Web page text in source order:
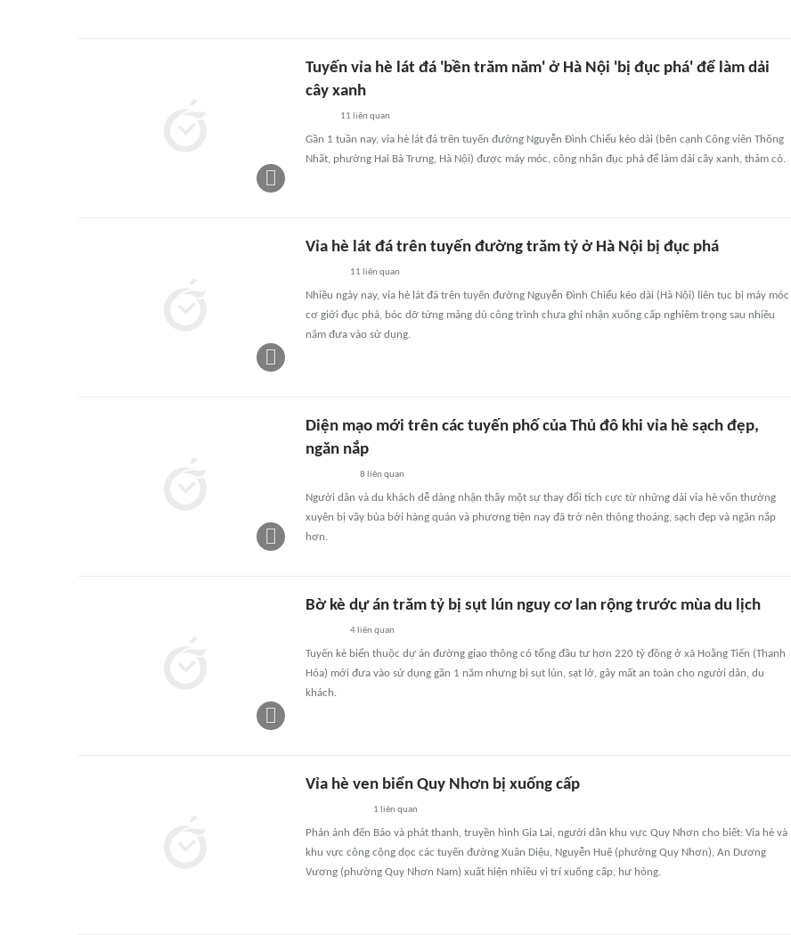
Tuyến vỉa hè lát đá 'bền trăm năm' ở Hà Nội 'bị đục phá' để làm dải
cây xanh
11 liên quan
Gần 1 tuần nay, vỉa hè lát đá trên tuyến đường Nguyễn Đình Chiểu kéo dài (bên cạnh Công viên Thống
Nhất, phường Hai Bà Trưng, Hà Nội) được máy móc, công nhân đục phá để làm dải cây xanh, thảm cỏ.
Vỉa hè lát đá trên tuyến đường trăm tỷ ở Hà Nội bị đục phá
11 liên quan
Nhiều ngày nay, vỉa hè lát đá trên tuyến đường Nguyễn Đình Chiểu kéo dài (Hà Nội) liên tục bị máy móc
cơ giới đục phá, bóc dỡ từng mảng dù công trình chưa ghi nhận xuống cấp nghiêm trọng sau nhiều
năm đưa vào sử dụng.
Diện mạo mới trên các tuyến phố của Thủ đô khi vỉa hè sạch đẹp,
ngăn nắp
8 liên quan
Người dân và du khách dễ dàng nhận thấy một sự thay đổi tích cực từ những dải vỉa hè vốn thường
xuyên bị vây bủa bởi hàng quán và phương tiện nay đã trở nên thông thoáng, sạch đẹp và ngăn nắp
hơn.
Bờ kè dự án trăm tỷ bị sụt lún nguy cơ lan rộng trước mùa du lịch
4liên quan
Tuyến kè biển thuộc dự án đường giao thông có tổng đầu tư hơn 220 tỷ đồng ở xã Hoằng Tiến (Thanh
Hóa) mới đưa vào sử dụng gần 1 năm nhưng bị sụt lún, sạt lở, gây mất an toàn cho người dân, du
khách.
Vỉa hè ven biển Quy Nhơn bị xuống cấp
1 liên quan
Phản ánh đến Báo và phát thanh, truyền hình Gia Lai, người dân khu vực Quy Nhơn cho biết: Vỉa hè và
khu vực công cộng dọc các tuyến đường Xuân Diệu, Nguyễn Huệ (phường Quy Nhơn), An Dương
Vương (phường Quy Nhơn Nam) xuất hiện nhiều vị trí xuống cấp, hư hỏng.